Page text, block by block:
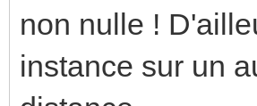
non nulle !
instance sur un